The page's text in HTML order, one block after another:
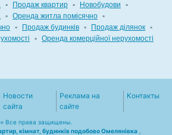
▪ Продаж квартир ▪ Новобудови
▪
▪ Оренда житла помісячно ▪
▪ Продаж будинків ▪ Продаж ділянок ▪
▪ Оренда комерційної нерухомості
Новости
сайта
Реклама на
сайте
Контакты
Все права защищены.
кімнат, будинків подобово Омелянівка